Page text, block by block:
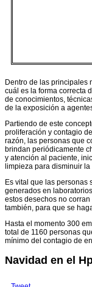
Dentro de las principales
cuál es la forma correcta
de conocimientos,
de la exposición a
Partiendo de este
proliferación y contagio
razón, las personas que
brindan periódicamente
y atención al paciente,
limpieza para disminuir
Es vital que las personas
generados en
estos desechos no
también, para que se
Hasta el momento 300
total de 1160 personas
mínimo del contagio de
Navidad en el